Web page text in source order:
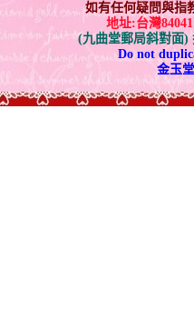
如有任何疑問與指
地址:台灣
(九曲堂郵局斜對面)
Do not
金玉